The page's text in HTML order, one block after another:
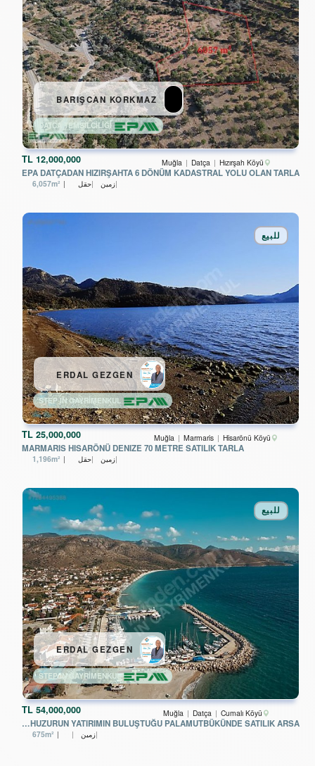
TL12,000,000 Muğla Datça Hızırşah Köyü
EPA DATÇADAN HIZIRŞAHTA 6 DÖNÜM KADASTRAL YOLU OLAN TARLA
زمین حقل 6,057m²
DATÇA TEMSİLCİLİĞİ
BARIŞCAN KORKMAZ
TL25,000,000 Muğla Marmaris Hisarönü Köyü
MARMARIS HISARÖNÜ DENIZE 70 METRE SATILIK TARLA
للبيع
زمین حقل 1,196m²
STEP IN GAYRİMENKUL
ERDAL GEZGEN
TL54,000,000 Muğla Datça Cumalı Köyü
DATÇA HUZURUN YATIRIMIN BULUŞTUĞU PALAMUTBÜKÜNDE SATILIK ARSA
للبيع
زمین 675m²
STEP IN GAYRİMENKUL
ERDAL GEZGEN